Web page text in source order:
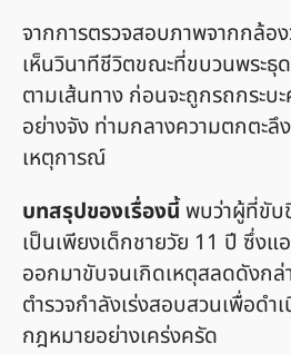
จากการตรวจสอบภาพจากกล้อ
เห็นวินาทีชีวิตขณะที่ขบวนพระธุ
ตามเส้นทาง ก่อนจะถูกรถกระบ
อย่างจัง ท่ามกลางความตกตะ
เหตุการณ์
บทสรุปของเรื่องนี้ พบว่าผู้ที่ขับ
เป็นเพียงเด็กชายวัย 11 ปี ซึ่ง
ออกมาขับจนเกิดเหตุสลดดังกล่
ตำรวจกำลังเร่งสอบสวนเพื่อด
กฎหมายอย่างเคร่งครัด